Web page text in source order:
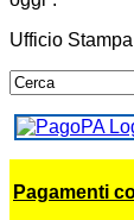
Ufficio Stampa
Pagamenti